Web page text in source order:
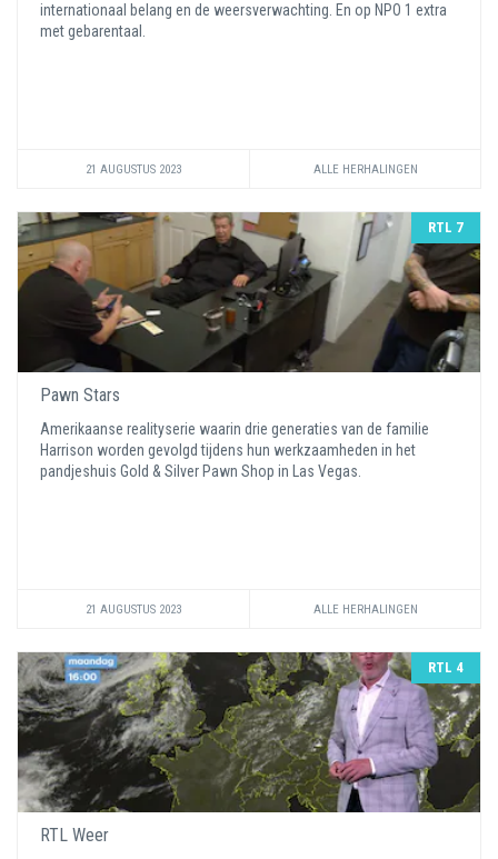
internationaal belang en de weersverwachting. En op NPO 1 extra
met gebarentaal.
21 AUGUSTUS 2023 ALLE HERHALINGEN
RTL 7
Pawn Stars
Amerikaanse realityserie waarin drie generaties van de familie
Harrison worden gevolgd tijdens hun werkzaamheden in het
pandjeshuis Gold & Silver Pawn Shop in Las Vegas.
21 AUGUSTUS 2023 ALLE HERHALINGEN
RTL 4
RTL Weer